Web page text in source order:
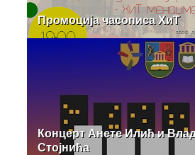
Промоција часописа ХиТ
Концерт Анете Илић и
Стојнића